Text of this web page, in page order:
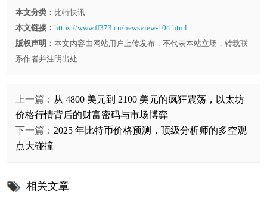
本文分类： 比特快讯
本文链接： https://www.ff373.cn/newsview-104.html
版权声明： 本文内容由网站用户上传发布，不代表本站立场，转载联
系作者并注明出处
上一篇： 从 4800 美元到 2100 美元的疯狂震荡，以太坊
价格行情背后的财富密码与市场博弈
下一篇： 2025 年比特币价格预测，顶级分析师的多空观
点大碰撞
相关文章